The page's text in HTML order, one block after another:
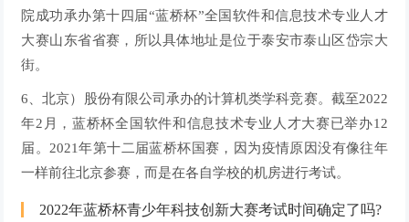
院成功承办第十四届“蓝桥杯”全国软件和信息技术专业人才
大赛山东省省赛，所以具体地址是位于泰安市泰山区岱宗大
街。
6、北京）股份有限公司承办的计算机类学科竞赛。截至2022
年2月，蓝桥杯全国软件和信息技术专业人才大赛已举办12
届。2021年第十二届蓝桥杯国赛，因为疫情原因没有像往年
一样前往北京参赛，而是在各自学校的机房进行考试。
2022年蓝桥杯青少年科技创新大赛考试时间确定了吗?